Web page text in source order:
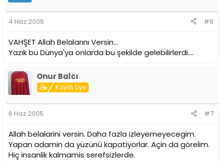
4 Haz 2005 #6
VAHŞET Allah Belalarını Versin...
Yazık bu Dünya'ya onlarda bu şekilde gelebilirlerdi....
Onur Balcı
Kayıtlı Üye
6 Haz 2005 #7
Allah belalarini versin. Daha fazla izleyemeyecegim.
Yapan adamin da yüzünü kapatiyorlar. Açin da görelim.
Hiç insanlik kalmamis serefsizlerde.